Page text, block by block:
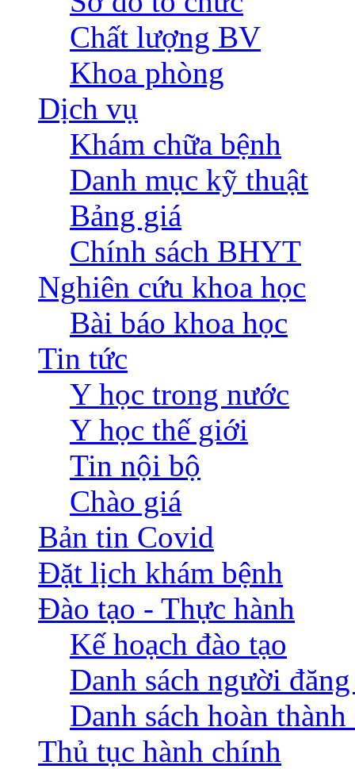
Chất lượng BV
Khoa phòng
Dịch vụ
Khám chữa bệnh
Danh mục kỹ thuật
Bảng giá
Chính sách BHYT
Nghiên cứu khoa học
Bài báo khoa học
Tin tức
Y học trong nước
Y học thế giới
Tin nội bộ
Chào giá
Bản tin Covid
Đặt lịch khám bệnh
Đào tạo - Thực hành
Kế hoạch đào tạo
Danh sách người
Danh sách hoàn
Thủ tục hành chính